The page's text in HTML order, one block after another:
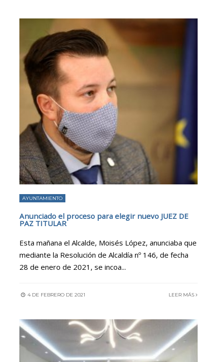
AYUNTAMIENTO
Anunciado el proceso para elegir nuevo JUEZ DE
PAZ TITULAR
Esta mañana el Alcalde, Moisés López, anunciaba que
mediante la Resolución de Alcaldía nº 146, de fecha
28 de enero de 2021, se incoa...
4 DE FEBRERO DE 2021 LEER MÁS